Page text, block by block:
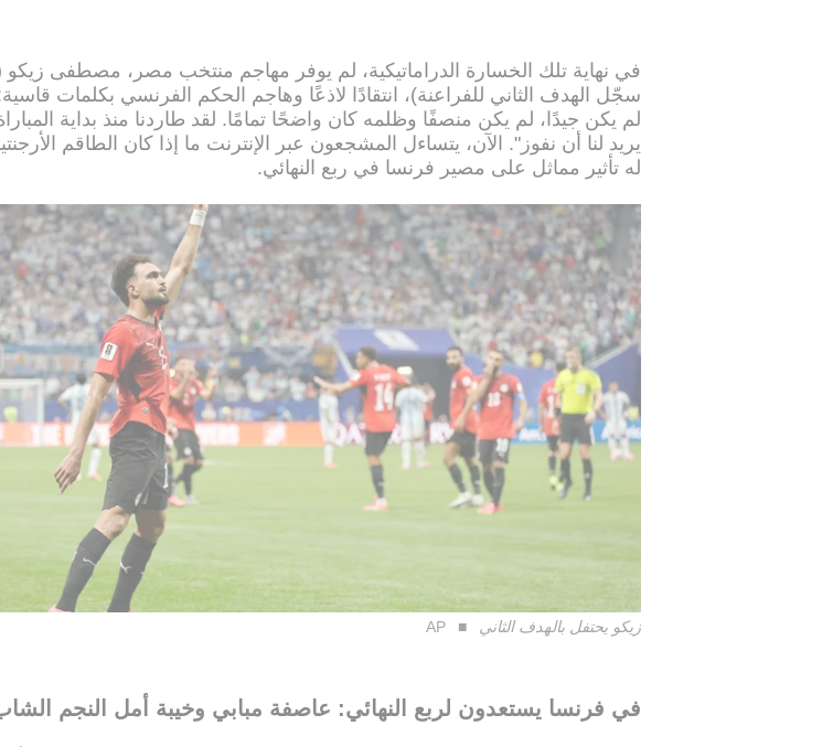
في نهاية تلك الخسارة الدراماتيكية، لم يوفر مهاجم منتخب مصر، مصطفى زيكو
سجّل الهدف الثاني للفراعنة)، انتقادًا لاذعًا وهاجم الحكم الفرنسي بكلمات
لم يكن جيدًا، لم يكن منصفًا وظلمه كان واضحًا تمامًا. لقد طاردنا منذ بداية
يريد لنا أن نفوز". الآن، يتساءل المشجعون عبر الإنترنت ما إذا كان الطاقم
له تأثير مماثل على مصير فرنسا في ربع النهائي.
زيكو يحتفل بالهدف الثاني AP
في فرنسا يستعدون لربع النهائي: عاصفة مبابي وخيبة أمل النجم